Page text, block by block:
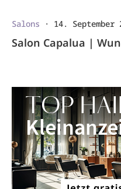
Salons · 14. September
Salon Capalua |